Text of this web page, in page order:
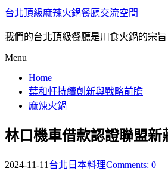
台北頂級麻辣火鍋餐廳交流空間
我們的台北頂級餐廳是川食火鍋的宗
Menu
Home
葉和軒持續創新與戰略前瞻
麻辣火鍋
林口機車借款認證聯盟
2024-11-11 台北日本料理Comments: 0